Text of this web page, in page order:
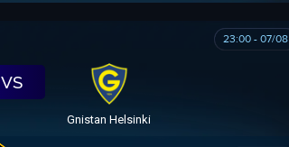
23:00 - 07/08
VS
Gnistan Helsinki